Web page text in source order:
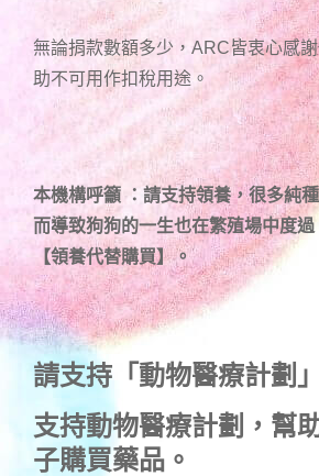
無論捐款數額多少，ARC皆衷心感
助不可用作扣稅用途。
本機構呼籲 ：請支持領養，很多純
而導致狗狗的一生也在繁殖場中度
【領養代替購買】。
請支持「動物醫療計劃」
支持動物醫療計劃 ，幫
子購買藥品。